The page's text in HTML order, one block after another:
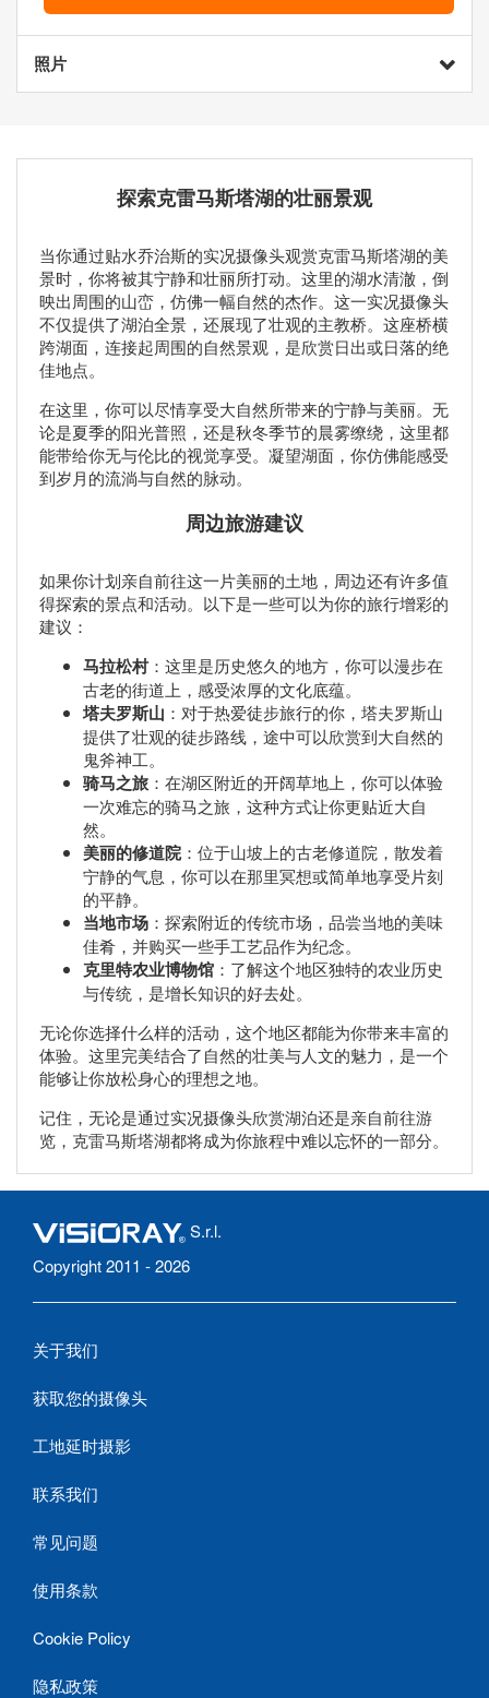
照片
探索克雷马斯塔湖的壮丽景观
当你通过贴水乔治斯的实况摄像头观赏克雷马斯塔湖的美
景时，你将被其宁静和壮丽所打动。这里的湖水清澈，倒
映出周围的山峦，仿佛一幅自然的杰作。这一实况摄像头
不仅提供了湖泊全景，还展现了壮观的主教桥。这座桥横
跨湖面，连接起周围的自然景观，是欣赏日出或日落的绝
佳地点。
在这里，你可以尽情享受大自然所带来的宁静与美丽。无
论是夏季的阳光普照，还是秋冬季节的晨雾缭绕，这里都
能带给你无与伦比的视觉享受。凝望湖面，你仿佛能感受
到岁月的流淌与自然的脉动。
周边旅游建议
如果你计划亲自前往这一片美丽的土地，周边还有许多值
得探索的景点和活动。以下是一些可以为你的旅行增彩的
建议：
马拉松村：这里是历史悠久的地方，你可以漫步在
古老的街道上，感受浓厚的文化底蕴。
塔夫罗斯山 ：对于热爱徒步旅行的你，塔夫罗斯山
提供了壮观的徒步路线，途中可以欣赏到大自然的
鬼斧神工。
骑马之旅 ：在湖区附近的开阔草地上，你可以体验
一次难忘的骑马之旅，这种方式让你更贴近大自
然。
美丽的修道院：位于山坡上的古老修道院，散发着
宁静的气息，你可以在那里冥想或简单地享受片刻
的平静。
当地市场 ：探索附近的传统市场，品尝当地的美味
佳肴，并购买一些手工艺品作为纪念。
克里特农业博物馆 ：了解这个地区独特的农业历史
与传统，是增长知识的好去处。
无论你选择什么样的活动，这个地区都能为你带来丰富的
体验。这里完美结合了自然的壮美与人文的魅力，是一个
能够让你放松身心的理想之地。
记住，无论是通过实况摄像头欣赏湖泊还是亲自前往游
览，克雷马斯塔湖都将成为你旅程中难以忘怀的一部分。
S.r.l.
Copyright 2011 - 2026
关于我们
获取您的摄像头
工地延时摄影
联系我们
常见问题
使用条款
Cookie Policy
隐私政策